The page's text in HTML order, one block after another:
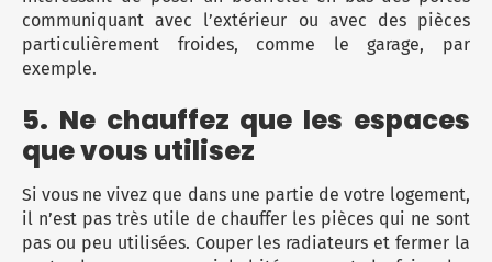
communiquant avec l’extérieur ou avec des pièces
particulièrement froides, comme le garage, par
exemple.
5. Ne chauffez que les espaces
que vous utilisez
Si vous ne vivez que dans une partie de votre logement,
il n’est pas très utile de chauffer les pièces qui ne sont
pas ou peu utilisées. Couper les radiateurs et fermer la